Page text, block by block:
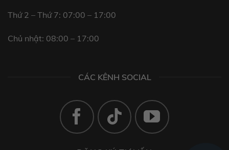
Thứ 2 – Thứ 7: 07:00 – 17:00
Chủ nhật: 08:00 – 17:00
CÁC KÊNH SOCIAL